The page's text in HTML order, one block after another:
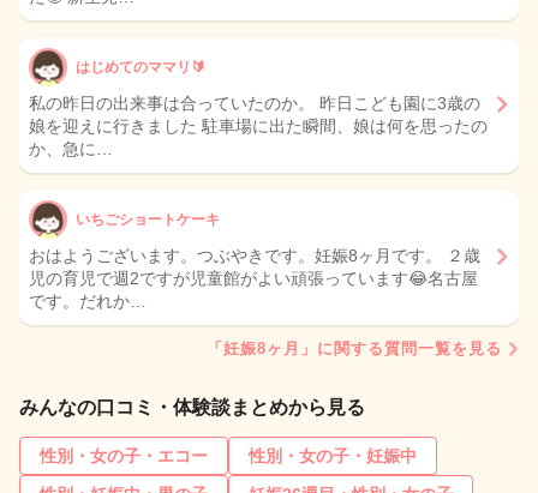
はじめてのママリ🔰
私の昨日の出来事は合っていたのか。 昨日こども園に3歳の
娘を迎えに行きました 駐車場に出た瞬間、娘は何を思ったの
か、急に…
いちごショートケーキ
おはようございます。つぶやきです。妊娠8ヶ月です。 ２歳
児の育児で週2ですが児童館がよい頑張っています😂名古屋
です。だれか…
「妊娠8ヶ月」に関する質問一覧を見る
みんなの口コミ・体験談まとめから見る
性別・女の子・エコー
性別・女の子・妊娠中